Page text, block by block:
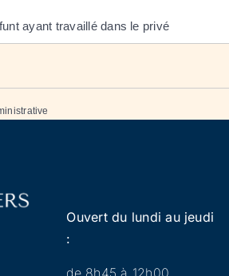
ayant travaillé dans le privé
Ouvert du lundi au jeudi
:
de 8h45 à 12h00